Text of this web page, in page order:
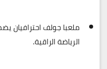
ملعبا جولف احترافيان
الرياضة الراقية.